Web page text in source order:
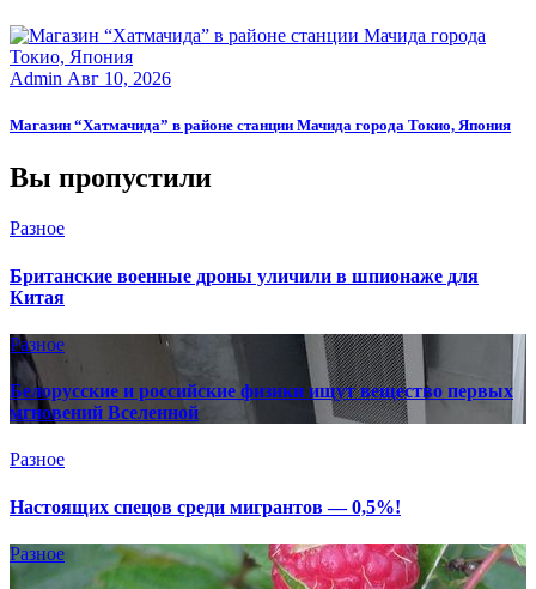
Admin Авг 10, 2026
Магазин “Хатмачида” в районе станции Мачида города Токио, Япония
Вы пропустили
Разное
Британские военные дроны уличили в шпионаже для
Китая
Разное
Белорусские и российские физики ищут вещество первых
мгновений Вселенной
Разное
Настоящих спецов среди мигрантов — 0,5%!
Разное